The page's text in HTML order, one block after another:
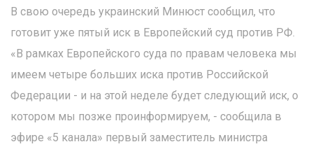
В свою очередь украинский Минюст сообщил, что
готовит уже пятый иск в Европейский суд против РФ.
«В рамках Европейского суда по правам человека мы
имеем четыре больших иска против Российской
Федерации - и на этой неделе будет следующий иск, о
котором мы позже проинформируем, - сообщила в
эфире «5 канала» первый заместитель министра